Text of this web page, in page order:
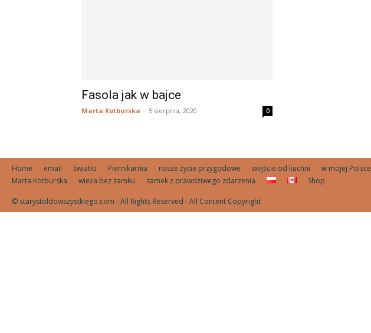
Fasola jak w bajce
Marta Kotburska - 5 sierpnia, 2020 0
Home email światło Piernikarnia nasze życie przygodowe wejście od kuchni w mojej Polsce
Marta Kotburska
wieża bez zamku zamek z prawdziwego zdarzenia Shop
© starystoldowszystkiego.com - All Rights Reserved - All Content Copyright